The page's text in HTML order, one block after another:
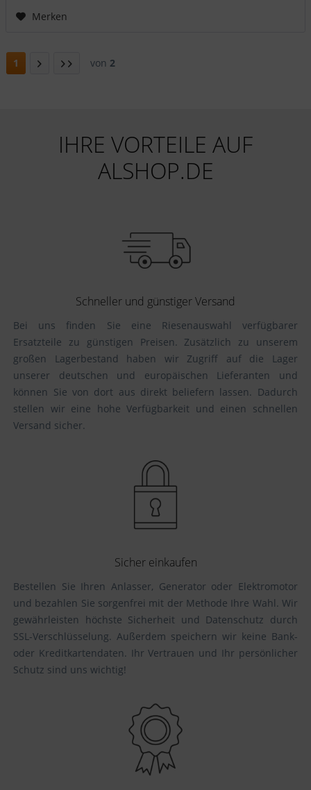
Merken
1 von 2
IHRE VORTEILE AUF
ALSHOP.DE
Schneller und günstiger Versand
Bei uns finden Sie eine Riesenauswahl verfügbarer
Ersatzteile zu günstigen Preisen. Zusätzlich zu unserem
großen Lagerbestand haben wir Zugriff auf die Lager
unserer deutschen und europäischen Lieferanten und
können Sie von dort aus direkt beliefern lassen. Dadurch
stellen wir eine hohe Verfügbarkeit und einen schnellen
Versand sicher.
Sicher einkaufen
Bestellen Sie Ihren Anlasser, Generator oder Elektromotor
und bezahlen Sie sorgenfrei mit der Methode Ihre Wahl. Wir
gewährleisten höchste Sicherheit und Datenschutz durch
SSL-Verschlüsselung. Außerdem speichern wir keine Bank-
oder Kreditkartendaten. Ihr Vertrauen und Ihr persönlicher
Schutz sind uns wichtig!